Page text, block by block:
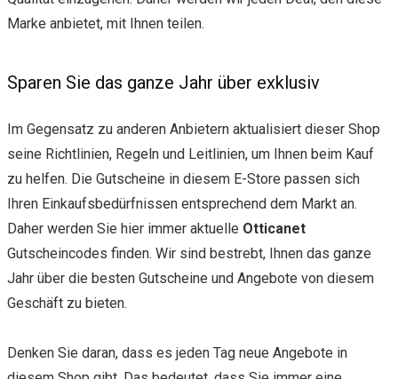
Marke anbietet, mit Ihnen teilen.
Sparen Sie das ganze Jahr über exklusiv
Im Gegensatz zu anderen Anbietern aktualisiert dieser Shop
seine Richtlinien, Regeln und Leitlinien, um Ihnen beim Kauf
zu helfen. Die Gutscheine in diesem E-Store passen sich
Ihren Einkaufsbedürfnissen entsprechend dem Markt an.
Daher werden Sie hier immer aktuelle Otticanet
Gutscheincodes finden. Wir sind bestrebt, Ihnen das ganze
Jahr über die besten Gutscheine und Angebote von diesem
Geschäft zu bieten.
Denken Sie daran, dass es jeden Tag neue Angebote in